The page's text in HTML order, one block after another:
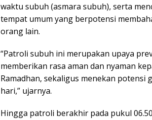
waktu subuh (asmara subuh), serta
tempat umum yang berpotensi
orang lain.
“Patroli subuh ini merupakan upaya
memberikan rasa aman dan nyaman
Ramadhan, sekaligus menekan potensi
hari,” ujarnya.
Hingga patroli berakhir pada pukul